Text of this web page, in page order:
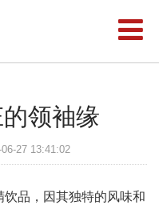
领袖缘
27 13:41:02
品，因其独特的风味和